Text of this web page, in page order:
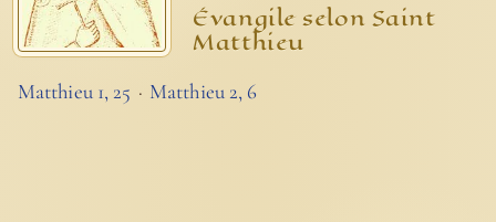
Évangile selon Saint
Matthieu
Matthieu 1, 25 Matthieu 2, 6